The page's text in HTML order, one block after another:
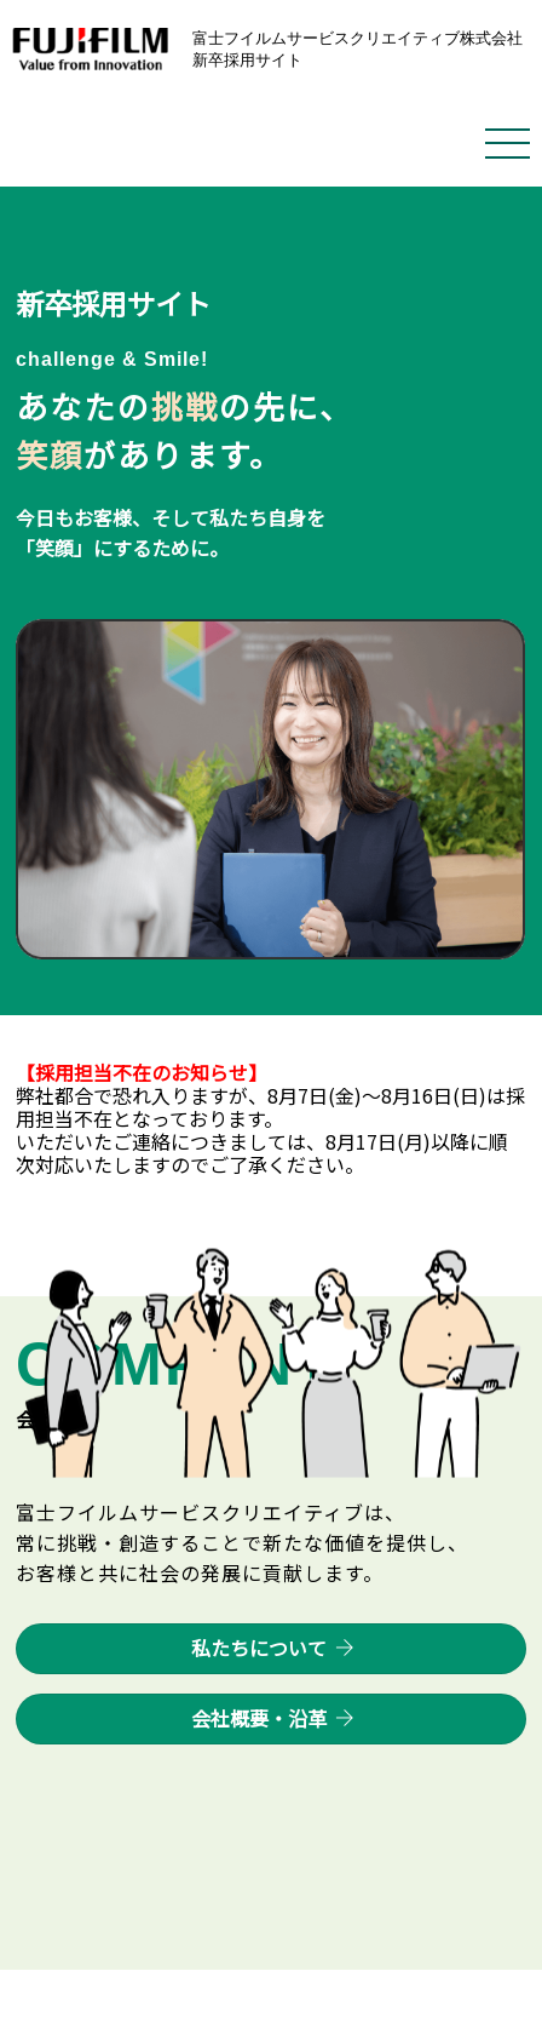
富士フイルムサービスクリエイティブ株式会社
新卒採用サイト
新卒採用サイト
challenge & Smile!
あなたの挑戦の先に、
笑顔があります。
今日もお客様、そして私たち自身を
「笑顔」にするために。
【採用担当不在のお知らせ】
弊社都合で恐れ入りますが、8月7日(金)〜8月16日(日)は採
用担当不在となっております。
いただいたご連絡につきましては、8月17日(月)以降に順
次対応いたしますのでご了承ください。
COMPANY
会社情報
富士フイルムサービスクリエイティブは、
常に挑戦・創造することで新たな価値を提供し、
お客様と共に社会の発展に貢献します。
私たちについて
会社概要・沿革